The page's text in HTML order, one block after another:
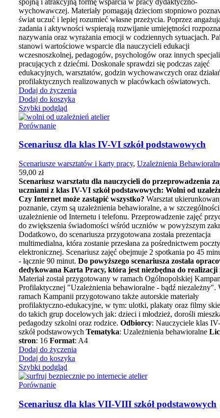
wychowawczej. Materiały pomagają dzieciom stopniowo
świat uczuć i lepiej rozumieć własne przeżycia. Poprzez
zadania i aktywności wspierają rozwijanie umiejętności
nazywania oraz wyrażania emocji w codziennych sytuacjach.
stanowi wartościowe wsparcie dla nauczycieli edukacji
wczesnoszkolnej, pedagogów, psychologów oraz innych
pracujących z dziećmi. Doskonale sprawdzi się podczas zajęć
edukacyjnych, warsztatów, godzin wychowawczych oraz
profilaktycznych realizowanych w placówkach oświatowych.
Dodaj do życzenia
Dodaj do koszyka
Szybki podgląd
Porównanie
Scenariusz dla klas IV-VI szkół podstawowych
Scenariusze warsztatów i karty pracy, Uzależnienia
59,00 zł
Scenariusz warsztatu dla nauczycieli do przeprowadzenia
uczniami z klas IV-VI szkół podstawowych: Wolni od
Czy Internet może zastąpić wszystko? Warsztat
poznanie, czym są uzależnienia behawioralne, a w szczególności
uzależnienie od Internetu i telefonu. Przeprowadzenie zajęć
do zwiększenia świadomości wśród uczniów w powyższym
Dodatkowo, do scenariusza przygotowana została prezentacja
multimedialna, która zostanie przesłana za pośrednictwem poczty
elektronicznej. Scenariusz zajęć obejmuje 2 spotkania po 45
- łącznie 90 minut. Do powyższego scenariusza została
dedykowana Karta Pracy, która jest niezbędna do realizacji
Materiał został przygotowany w ramach Ogólnopolskiej
Profilaktycznej "Uzależnienia behawioralne - bądź niezależny".
ramach Kampanii przygotowano także autorskie materiały
profilaktyczno-edukacyjne, w tym: ulotki, plakaty oraz filmy
do takich grup docelowych jak: dzieci i młodzież, dorośli
pedagodzy szkolni oraz rodzice. Odbiorcy: Nauczyciele klas
szkół podstawowych Tematyka: Uzależnienia behawioralne
stron: 16 Format: A4
Dodaj do życzenia
Dodaj do koszyka
Szybki podgląd
Porównanie
Scenariusz dla klas VII-VIII szkół podstawowych